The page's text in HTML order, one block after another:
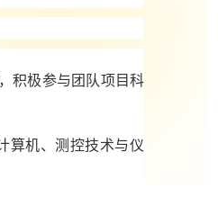
，积极参与团队项目科
算机、测控技术与仪